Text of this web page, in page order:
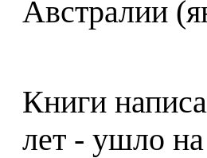
Австралии
Книги
лет - ушло